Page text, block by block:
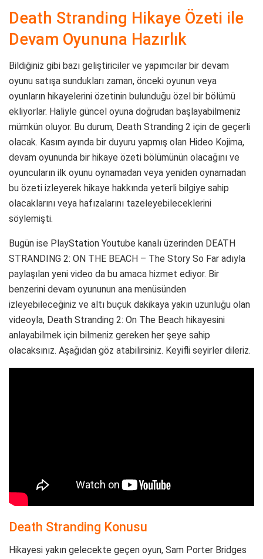
Death Stranding Hikaye Özeti ile
Devam Oyununa Hazırlık
Bildiğiniz gibi bazı geliştiriciler ve yapımcılar bir devam
oyunu satışa sundukları zaman, önceki oyunun veya
oyunların hikayelerini özetinin bulunduğu özel bir bölümü
ekliyorlar. Haliyle güncel oyuna doğrudan başlayabilmeniz
mümkün oluyor. Bu durum, Death Stranding 2 için de geçerli
olacak. Kasım ayında bir duyuru yapmış olan Hideo Kojima,
devam oyununda bir hikaye özeti bölümünün olacağını ve
oyuncuların ilk oyunu oynamadan veya yeniden oynamadan
bu özeti izleyerek hikaye hakkında yeterli bilgiye sahip
olacaklarını veya hafızalarını tazeleyebileceklerini
söylemişti.
Bugün ise PlayStation Youtube kanalı üzerinden DEATH
STRANDING 2: ON THE BEACH – The Story So Far adıyla
paylaşılan yeni video da bu amaca hizmet ediyor. Bir
benzerini devam oyununun ana menüsünden
izleyebileceğiniz ve altı buçuk dakikaya yakın uzunluğu olan
videoyla, Death Stranding 2: On The Beach hikayesini
anlayabilmek için bilmeniz gereken her şeye sahip
olacaksınız. Aşağıdan göz atabilirsiniz. Keyifli seyirler dileriz.
Death Stranding Konusu
Hikayesi yakın gelecekte geçen oyun, Sam Porter Bridges